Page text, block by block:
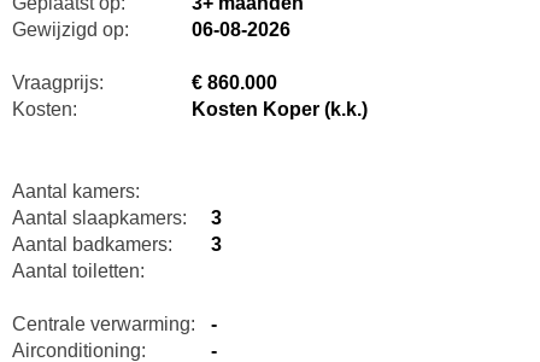
Gewijzigd op:
06-08-2026
Vraagprijs:
€ 860.000
Kosten:
Kosten Koper (k.k.)
Aantal kamers:
Aantal slaapkamers:
3
Aantal badkamers:
3
Aantal toiletten:
Centrale verwarming:
-
Airconditioning:
-